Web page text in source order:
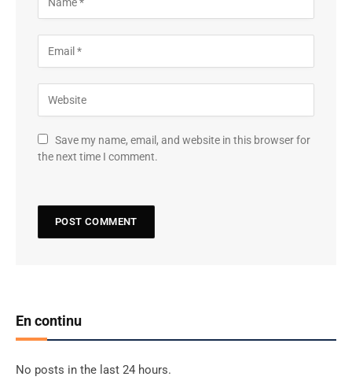
Save my name, email, and website in this browser for
the next time I comment.
En continu
No posts in the last 24 hours.